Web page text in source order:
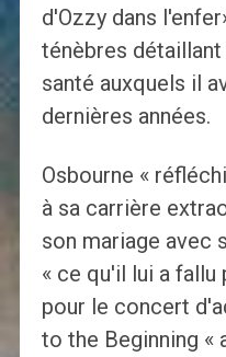
d'Ozzy dans
ténèbres
santé auxquels il
dernières années.
Osbourne «
à sa carrière
son mariage avec
« ce qu'il lui a fallu
pour le concert
to the Beginning «